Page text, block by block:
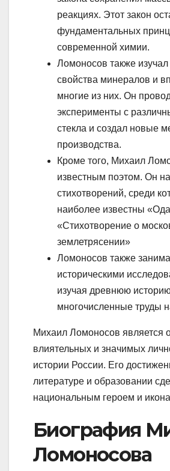
реакциях. Этот закон
фундаментальных
современной химии.
Ломоносов также изучал
свойства минералов и
многие из них. Он
эксперименты с
стекла и создал новые
производства.
Кроме того, Михаил
известным поэтом. Он
стихотворений, среди
наиболее известны
«Стихотворение о
землетрясении»
Ломоносов также
историческими
изучая древнюю
многочисленные труды
Михаил Ломоносов является
влиятельных и значимых
истории России. Его
литературе и образовании
национальным героем и
Биография
Ломоносова